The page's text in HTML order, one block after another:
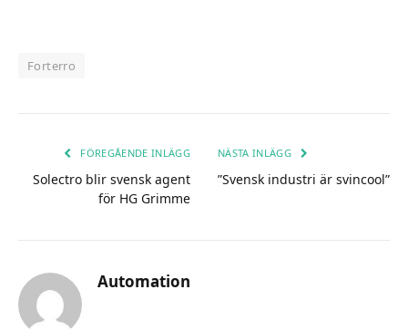
Forterro
FÖREGÅENDE INLÄGG
Solectro blir svensk agent
för HG Grimme
NÄSTA INLÄGG
”Svensk industri är svincool”
Automation